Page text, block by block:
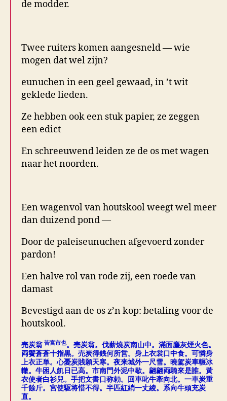
de modder.
Twee ruiters komen aangesneld — wie
mogen dat wel zijn?
eunuchen in een geel gewaad, in ’t wit
geklede lieden.
Ze hebben ook een stuk papier, ze zeggen
een edict
En schreeuwend leiden ze de os met wagen
naar het noorden.
Een wagenvol van houtskool weegt wel meer
dan duizend pond —
Door de paleiseunuchen afgevoerd zonder
pardon!
Een halve rol van rode zij, een roede van
damast
Bevestigd aan de os z’n kop: betaling voor de
houtskool.
売炭翁 苦宮市也。売炭翁。 伐薪燒炭南山中。滿面塵灰煙火色。
両鬢蒼蒼十指黒。売炭得銭何所営。身上衣裳口中食。可憐身
上衣正単。心憂炭賎願天寒。夜来城外一尺雪。曉駕炭車輾冰
轍。牛困人飢日已高。市南門外泥中歇。翩翩両騎來是誰。黃
衣使者白衫兒。手把文書口称勅。回車叱牛牽向北。一車炭重
千餘斤。宮使駆将惜不得。半匹紅綃一丈綾。系向牛頭充炭
直。